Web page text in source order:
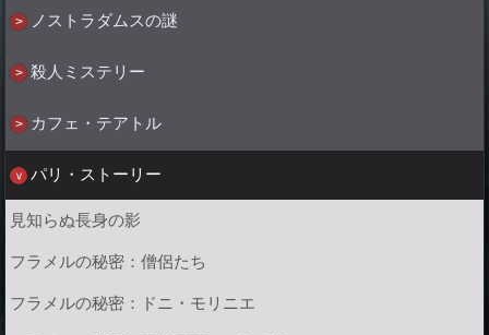
ノストラダムスの謎
殺人ミステリー
カフェ・テアトル
パリ・ストーリー
見知らぬ長身の影
フラメルの秘密：僧侶たち
フラメルの秘密：ドニ・モリニエ